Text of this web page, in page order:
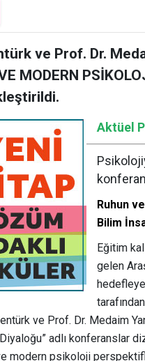
ve Prof. Dr.
MODERN
Aktüel
Ruhun
Bilim
Eğitim
gelen
ve Prof. Dr. Medaim
adlı konferanslar
psikoloji